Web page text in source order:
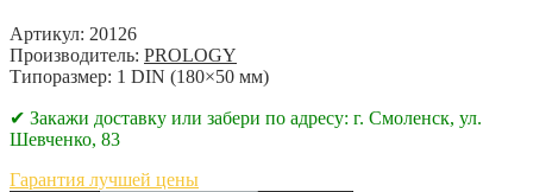
Артикул: 20126
Производитель: PROLOGY
Типоразмер: 1 DIN (180×50 мм)
✔ Закажи доставку или забери по адресу: г. Смоленск, ул.
Шевченко, 83
Гарантия лучшей цены